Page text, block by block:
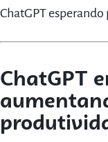
ChatGPT esperando
ChatGPT